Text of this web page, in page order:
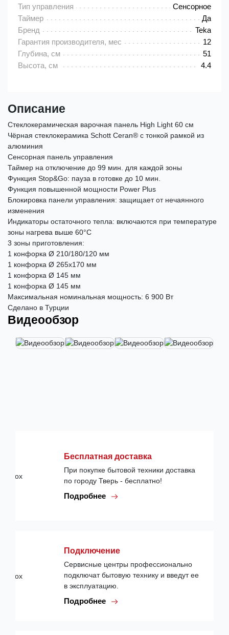
Тип управления
Сенсорное
Таймер
Да
Бренд
Teka
Гарантия производителя, мес
12
Глубина, см
51
Высота, см
4.4
Описание
Стеклокерамическая варочная панель High Light 60 см
Чёрная стеклокерамика Schott Ceran® с тонкой рамкой из
алюминия
Сенсорная панель управления
Таймер на отключение до 99 мин. для каждой зоны
Функция Stop&Go: пауза в готовке до 10 мин.
Функция повышенной мощности Power Plus
Блокировка панели управления: защищает от нечаянного
изменения
Индикаторы остаточного тепла: включаются при температуре
зоны нагрева выше 60°С
3 зоны приготовления:
1 конфорка Ø 210/180/120 мм
1 конфорка Ø 265х170 мм
1 конфорка Ø 145 мм
1 конфорка Ø 145 мм
Максимальная номинальная мощность: 6 900 Вт
Сделано в Турции
Видеообзор
Бесплатная доставка
При покупке бытовой техники доставка
по городу Тверь - бесплатно!
Подробнее
Подключение
Сервисные центры профессионально
подключат бытовую технику и введут ее
в эксплуатацию.
Подробнее